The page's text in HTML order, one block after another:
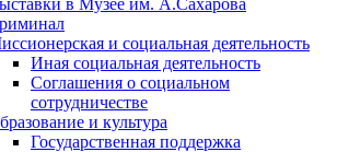
в Музее им. А.Сахарова
и социальная деятельность
Иная социальная деятельность
Соглашения о социальном
сотрудничестве
и культура
Государственная поддержка